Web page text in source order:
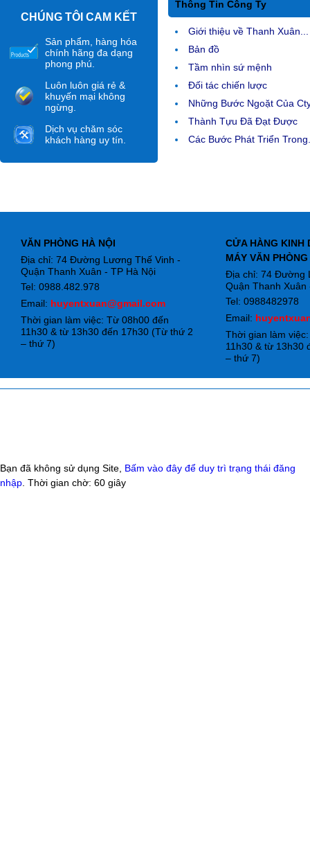
CHÚNG TÔI CAM KẾT
Sản phẩm, hàng hóa
chính hãng đa dạng
phong phú.
Luôn luôn giá rẻ &
khuyến mại không
ngừng.
Dịch vụ chăm sóc
khách hàng uy tín.
Thông Tin Công Ty
Giới thiệu về Thanh Xuân...
Bản đồ
Tầm nhìn sứ mệnh
Đối tác chiến lược
Những Bước Ngoặt Của
Thành Tựu Đã Đạt Được
Các Bước Phát Triển
VĂN PHÒNG HÀ NỘI
Địa chỉ: 74 Đường Lương Thế Vinh -
Quận Thanh Xuân - TP Hà Nội
Tel: 0988.482.978
Email: huyentxuan@gmail.com
Thời gian làm việc: Từ 08h00 đến
11h30 & từ 13h30 đến 17h30 (Từ thứ 2
– thứ 7)
CỬA HÀNG KINH
MÁY VĂN PHÒNG
Địa chỉ: 74 Đường
Quận Thanh Xuân
Tel: 0988482978
Email:
Thời gian làm
11h30 & từ 13h30
– thứ 7)
Bạn đã không sử dụng Site, Bấm vào đây để duy trì trạng thái đăng
nhập . Thời gian chờ: 60 giây